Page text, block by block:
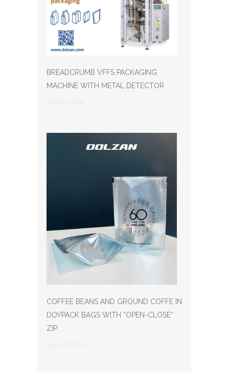
BREADCRUMB VFFS PACKAGING
MACHINE WITH METAL DETECTOR
COFFEE BEANS AND GROUND COFFE IN
DOYPACK BAGS WITH “OPEN-CLOSE”
ZIP